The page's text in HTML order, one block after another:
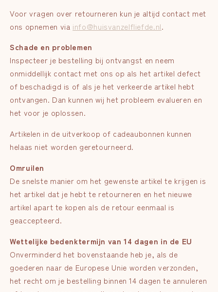
Voor vragen over retourneren kun je altijd contact met
ons opnemen via info@huisvanzelfliefde.nl.
Schade en problemen
Inspecteer je bestelling bij ontvangst en neem
onmiddellijk contact met ons op als het artikel defect
of beschadigd is of als je het verkeerde artikel hebt
ontvangen. Dan kunnen wij het probleem evalueren en
het voor je oplossen.
Artikelen in de uitverkoop of cadeaubonnen kunnen
helaas niet worden geretourneerd.
Omruilen
De snelste manier om het gewenste artikel te krijgen is
het artikel dat je hebt te retourneren en het nieuwe
artikel apart te kopen als de retour eenmaal is
geaccepteerd.
Wettelijke bedenktermijn van 14 dagen in de EU
Onverminderd het bovenstaande heb je, als de
goederen naar de Europese Unie worden verzonden,
het recht om je bestelling binnen 14 dagen te annuleren